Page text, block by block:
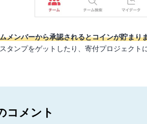
メンバーから承認されるとコインが貯まり
タンプをゲットしたり、寄付プロジェクト
コメント